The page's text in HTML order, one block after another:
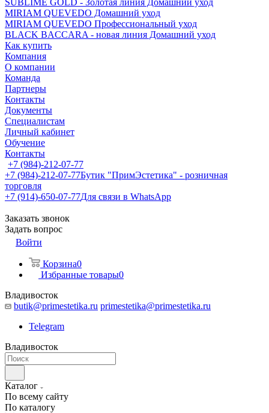
SUBLIME GOLD - Золотая линия Домашний уход
MIRIAM QUEVEDO Домашний уход
MIRIAM QUEVEDO Профессиональный уход
BLACK BACCARA - новая линия Домашний уход
Как купить
Компания
О компании
Команда
Партнеры
Контакты
Документы
Специалистам
Личный кабинет
Обучение
Контакты
+7 (984)-212-07-77
+7 (984)-212-07-77Бутик "ПримЭстетика" - розничная
торговля
+7 (914)-650-07-77Для связи в WhatsApp
Заказать звонок
Задать вопрос
Войти
Корзина0
Избранные товары0
Владивосток
butik@primestetika.ru primestetika@primestetika.ru
Telegram
Владивосток
Каталог
По всему сайту
По каталогу